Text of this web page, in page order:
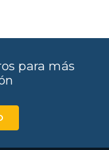
para más